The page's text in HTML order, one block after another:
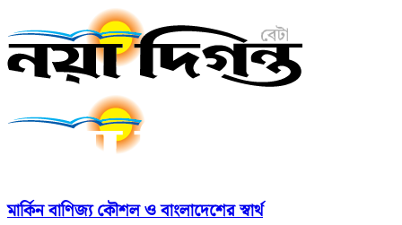
মার্কিন বাণিজ্য কৌশল ও বাংলাদেশের স্বার্থ